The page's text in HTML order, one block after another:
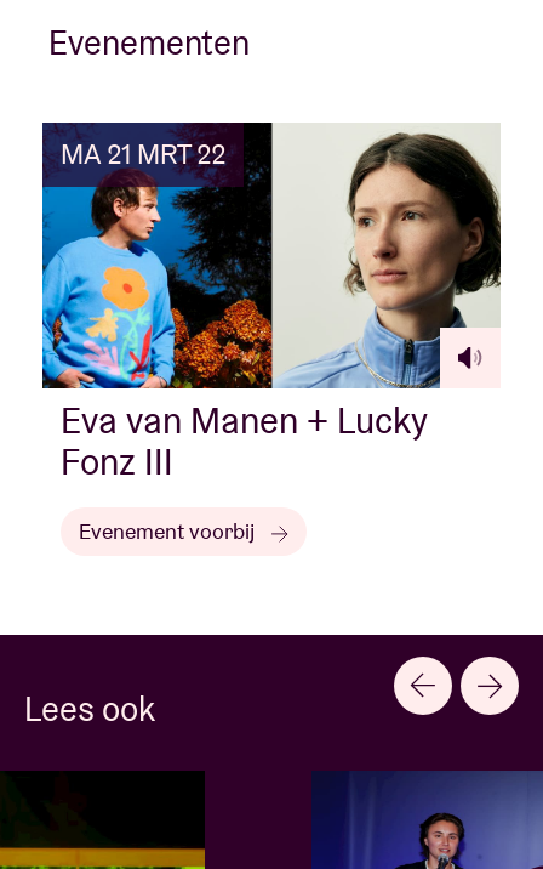
Evenementen
MA 21 MRT 22
Eva van Manen + Lucky
Fonz III
Evenement voorbij
Lees ook